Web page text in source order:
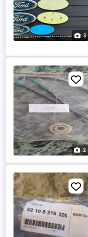
3
2